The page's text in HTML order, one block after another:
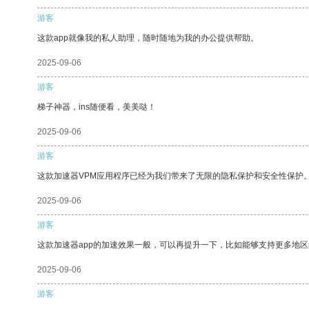
游客
这款app就像我的私人助理，随时随地为我的办公提供帮助。
2025-09-06
游客
梯子神器，ins随便看，美美哒！
2025-09-06
游客
这款加速器VPM应用程序已经为我们带来了无限的隐私保护和安全性保护。
2025-09-06
游客
这款加速器app的加速效果一般，可以再提升一下，比如能够支持更多地区
2025-09-06
游客